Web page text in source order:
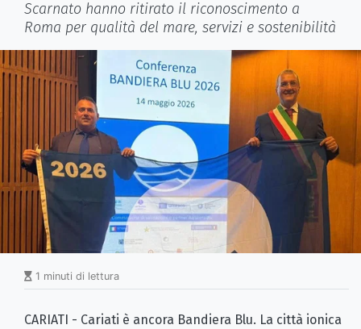
Scarnato hanno ritirato il riconoscimento a
Roma per qualità del mare, servizi e sostenibilità
1 minuti di lettura
CARIATI - Cariati è ancora Bandiera Blu. La città ionica